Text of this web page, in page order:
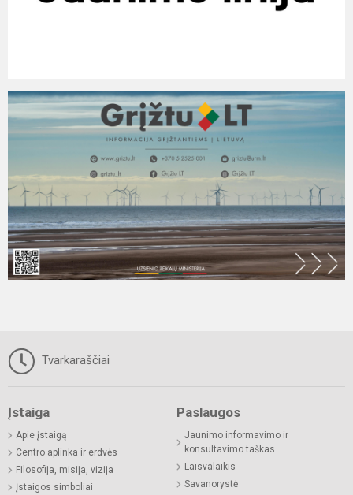
Tvarkaraščiai
Įstaiga
Apie įstaigą
Centro aplinka ir erdvės
Filosofija, misija, vizija
Įstaigos simboliai
Paslaugos
Jaunimo informavimo ir
konsultavimo taškas
Laisvalaikis
Savanorystė